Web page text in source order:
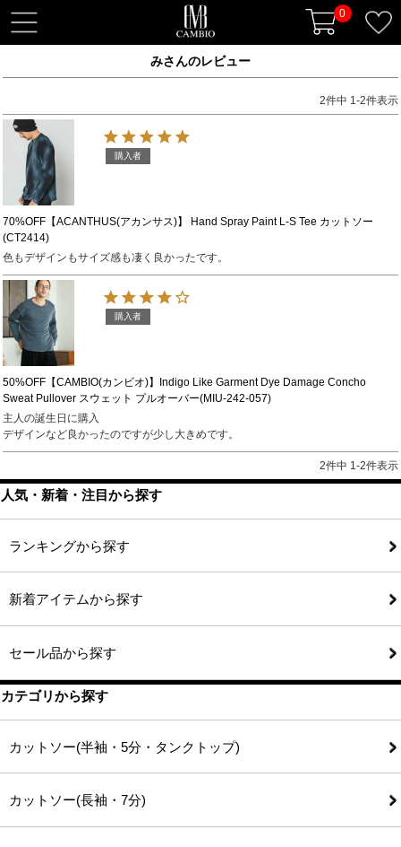
0
t
o
l
e
v
i
g
a
t
i
o
n
みさんのレビュー
2件中 1-2件表示
70%OFF【ACANTHUS(アカンサス)】 Hand Spray Paint L-S Tee カットソー
(CT2414)
購入者
色もデザインもサイズ感も凄く良かったです。
50%OFF【CAMBIO(カンビオ)】Indigo Like Garment Dye Damage Concho
Sweat Pullover スウェット プルオーバー(MIU-242-057)
購入者
主人の誕生日に購入
デザインなど良かったのですが少し大きめです。
2件中 1-2件表示
人気・新着・注目から探す
ランキングから探す
新着アイテムから探す
セール品から探す
カテゴリから探す
カットソー(半袖・5分・タンクトップ)
カットソー(長袖・7分)